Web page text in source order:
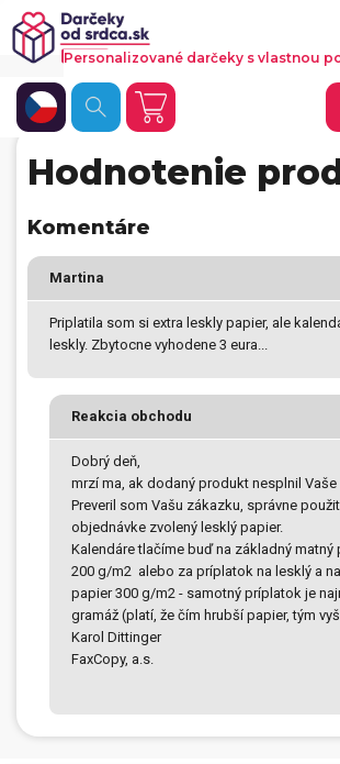
Fotoobrazy a dekorácie
Kalendáre
Fotoknihy a fotozošity
Personalizované hry
Tričká a odevy
Vankúše a iný textil
Tašky, vaky, ruksaky
Prívesky, dog tagy, odznaky
Doplnky do kancelárie, domácnosti, auta
Darčeky
PO-PIA 7:30 - 17:00
Personalizované darčeky s vlastnou
Hodnotenie
Komentáre
Martina
Priplatila som si extra leskly papier, ale
leskly. Zbytocne vyhodene 3 eura...
Reakcia obchodu
Dobrý deň,
mrzí ma, ak dodaný produkt nesplnil Vaše
Preveril som Vašu zákazku, správne
objednávke zvolený lesklý papier.
Kalendáre tlačíme buď na základný matný
200 g/m2 alebo za príplatok na lesklý a
papier 300 g/m2 - samotný príplatok je
gramáž (platí, že čím hrubší papier, tým
Karol Dittinger
FaxCopy, a.s.